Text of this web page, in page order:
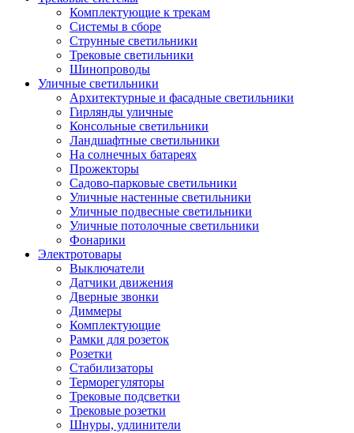
Комплектующие к трекам
Системы в сборе
Струнные светильники
Трековые светильники
Шинопроводы
Уличные светильники
Архитектурные и фасадные светильники
Гирлянды уличные
Консольные светильники
Ландшафтные светильники
На солнечных батареях
Прожекторы
Садово-парковые светильники
Уличные настенные светильники
Уличные подвесные светильники
Уличные потолочные светильники
Фонарики
Электротовары
Выключатели
Датчики движения
Дверные звонки
Диммеры
Комплектующие
Рамки для розеток
Розетки
Стабилизаторы
Терморегуляторы
Трековые подсветки
Трековые розетки
Шнуры, удлинители